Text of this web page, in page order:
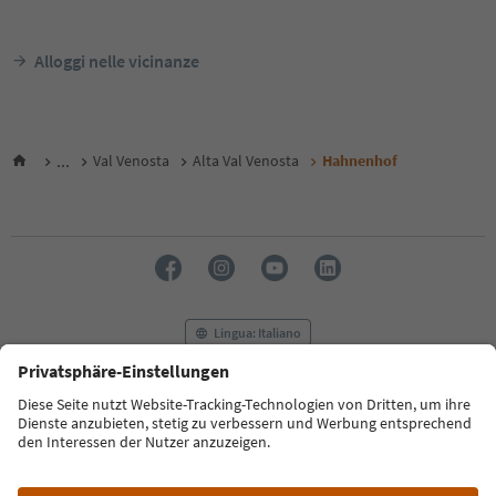
Alloggi nelle vicinanze
... Val Venosta Alta Val Venosta Hahnenhof
Lingua: Italiano
FAQ Contatti Press MICE
Privacy Policy
Termini e condizioni
Crediti
Cookie Policy